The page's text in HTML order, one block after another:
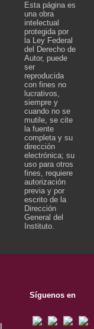
Esta página es
una obra
intelectual
protegida por
la Ley Federal
del Derecho de
Autor, puede
ser
reproducida
con fines no
lucrativos,
siempre y
cuando no se
mutile, se cite
la fuente
completa y su
dirección
electrónica; su
uso para otros
fines, requiere
autorización
previa y por
escrito de la
Dirección
General del
Instituto.
Síguenos en